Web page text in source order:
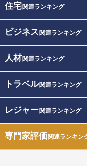
住宅関連ランキング
ビジネス 関連ランキング
人材関連ランキング
トラベル関連ランキング
レジャー関連ランキング
専門家評価関連ランキン